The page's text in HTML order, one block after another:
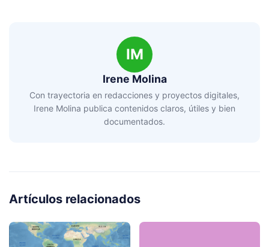
IM
Irene Molina
Con trayectoria en redacciones y proyectos digitales,
Irene Molina publica contenidos claros, útiles y bien
documentados.
Artículos relacionados